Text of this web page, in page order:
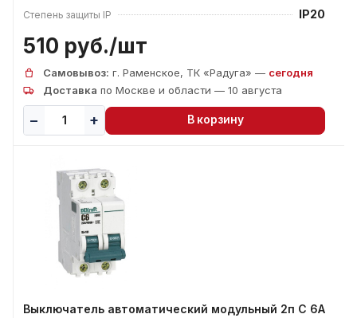
Степень защиты IP IP20
510 руб./шт
Самовывоз: г. Раменское, ТК «Радуга» — сегодня
Доставка по Москве и области — 10 августа
В корзину
Выключатель автоматический модульный 2п C 6А